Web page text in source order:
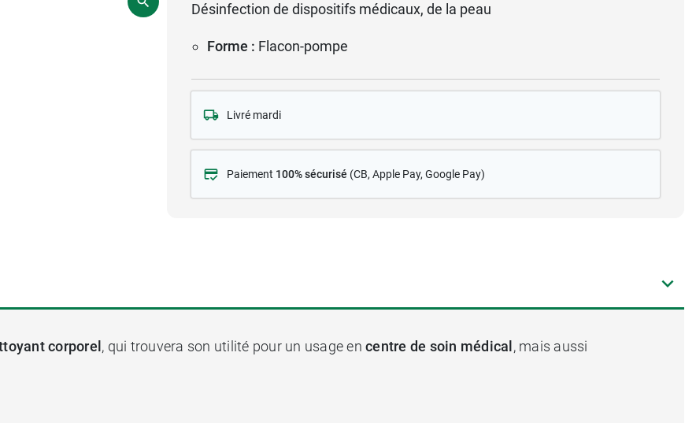
Désinfection de dispositifs médicaux, de la peau
Forme : Flacon-pompe
Livré mardi
Paiement 100% sécurisé (CB, Apple Pay, Google Pay)
corporel , qui trouvera son utilité pour un usage en centre de soin médical , mais aussi